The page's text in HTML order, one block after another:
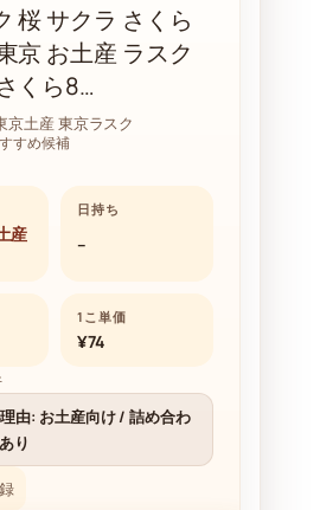
桜 サクラ さくら
京 お土産 ラスク
くら8…
京土産 東京ラスク
すめ候補
産
日持ち
–
1こ単価
¥74
由: お土産向け / 詰め合わ
り